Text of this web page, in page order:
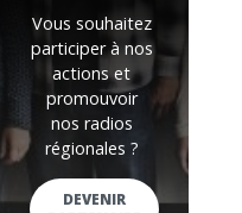
Vous souhaitez
participer à nos
actions et
promouvoir
nos radios
régionales ?
DEVENIR